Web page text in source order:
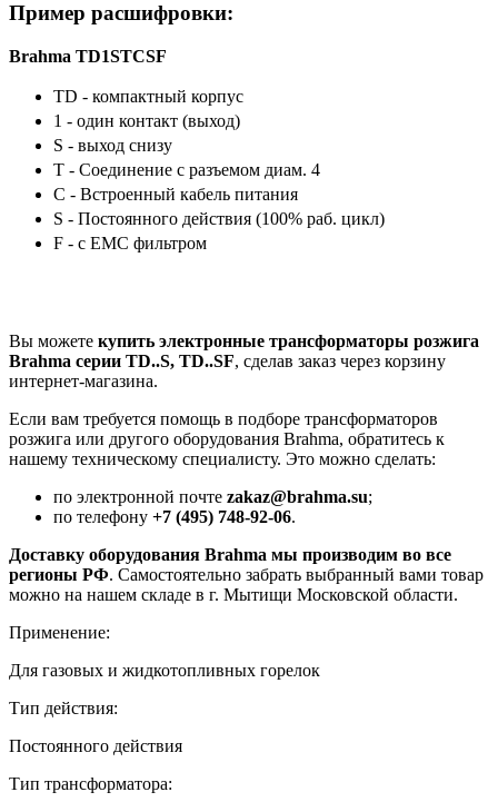
Пример расшифровки:
Brahma TD1STCSF
TD - компактный корпус
1 - один контакт (выход)
S - выход снизу
T - Соединение с разъемом диам. 4
C - Встроенный кабель питания
S - Постоянного действия (100% раб. цикл)
F - с EMC фильтром
Вы можете купить электронные трансформаторы розжига
Brahma серии TD..S, TD..SF, сделав заказ через корзину
интернет-магазина.
Если вам требуется помощь в подборе трансформаторов
розжига или другого оборудования Brahma, обратитесь к
нашему техническому специалисту. Это можно сделать:
по электронной почте zakaz@brahma.su;
по телефону +7 (495) 748-92-06.
Доставку оборудования Brahma мы производим во все
регионы РФ. Самостоятельно забрать выбранный вами товар
можно на нашем складе в г. Мытищи Московской области.
Применение:
Для газовых и жидкотопливных горелок
Тип действия:
Постоянного действия
Тип трансформатора: